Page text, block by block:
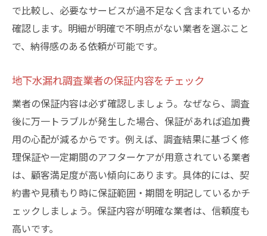
で比較し、必要なサービスが過不足なく含まれているか
確認します。明細が明確で不明点がない業者を選ぶこと
で、納得感のある依頼が可能です。
地下水漏れ調査業者の保証内容をチェック
業者の保証内容は必ず確認しましょう。なぜなら、調査
後に万一トラブルが発生した場合、保証があれば追加費
用の心配が減るからです。例えば、調査結果に基づく修
理保証や一定期間のアフターケアが用意されている業者
は、顧客満足度が高い傾向にあります。具体的には、契
約書や見積もり時に保証範囲・期間を明記しているかチ
ェックしましょう。保証内容が明確な業者は、信頼度も
高いです。